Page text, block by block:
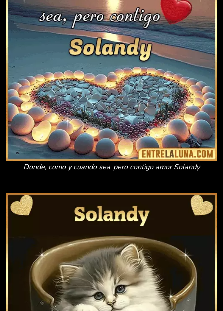
Donde, como y cuando sea, pero contigo amor Solandy